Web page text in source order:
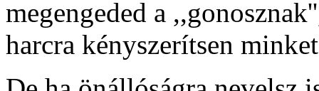
megengeded a
harcra kényszerítsen